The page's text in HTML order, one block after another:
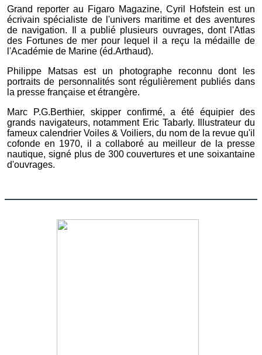
Grand reporter au Figaro Magazine, Cyril Hofstein est un
écrivain spécialiste de l'univers maritime et des aventures
de navigation. Il a publié plusieurs ouvrages, dont l'Atlas
des Fortunes de mer pour lequel il a reçu la médaille de
l'Académie de Marine (éd.Arthaud).
Philippe Matsas est un photographe reconnu dont les
portraits de personnalités sont régulièrement publiés dans
la presse française et étrangère.
Marc P.G.Berthier, skipper confirmé, a été équipier des
grands navigateurs, notamment Eric Tabarly. Illustrateur du
fameux calendrier Voiles & Voiliers, du nom de la revue qu'il
cofonde en 1970, il a collaboré au meilleur de la presse
nautique, signé plus de 300 couvertures et une soixantaine
d'ouvrages.